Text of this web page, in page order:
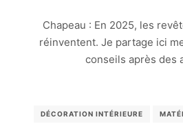
Chapeau : En 2025, les
réinventent. Je partage ici
conseils après des
DÉCORATION INTÉRIEURE